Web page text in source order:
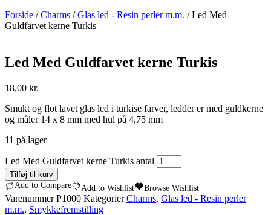
Forside /Charms /Glas led - Resin perler m.m. / Led Med
Guldfarvet kerne Turkis
Led Med Guldfarvet kerne Turkis
18,00 kr.
Smukt og flot lavet glas led i turkise farver, ledder er med guldkerne
og måler 14 x 8 mm med hul på 4,75 mm
11 på lager
Led Med Guldfarvet kerne Turkis antal
Tilføj til kurv
Add to Compare
Add to Wishlist Browse Wishlist
VarenummerP1000 Kategorier Charms, Glas led - Resin perler
m.m., Smykkefremstilling